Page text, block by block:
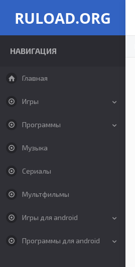
RULOAD.ORG
НАВИГАЦИЯ
Главная
Игры
Программы
Музыка
Сериалы
Мультфильмы
Игры для android
Программы для android